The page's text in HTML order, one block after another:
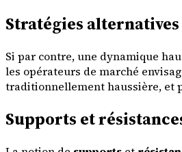
Stratégies
Si par contre, une dynamique
les opérateurs de marché
traditionnellement haussière, et
Supports et